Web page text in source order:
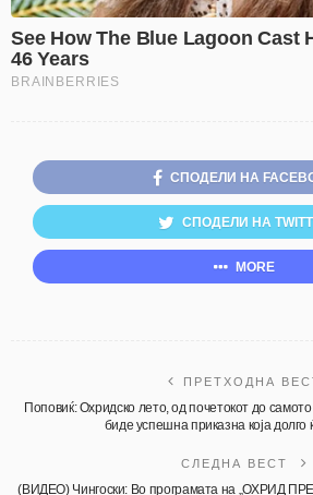
СПОДЕЛИ НА
СПОДЕЛИ НА
MORE
ПРЕТХОДНА
Поповиќ: Охридско лето, од почетокот до
биде успешна приказна која долго
СЛЕДНА ВЕСТ
(ВИДЕО) Чингоски: Во програмата на „ОХРИД